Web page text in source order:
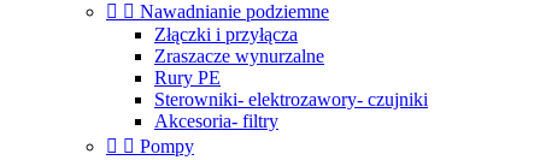
  Nawadnianie podziemne
Złączki i przyłącza
Zraszacze wynurzalne
Rury PE
Sterowniki- elektrozawory- czujniki
Akcesoria- filtry
  Pompy